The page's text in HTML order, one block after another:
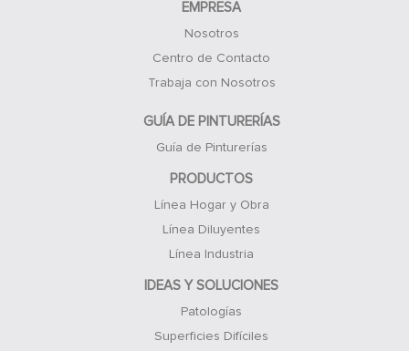
EMPRESA
Nosotros
Centro de Contacto
Trabaja con Nosotros
GUÍA DE PINTURERÍAS
Guía de Pinturerías
PRODUCTOS
Línea Hogar y Obra
Línea Diluyentes
Línea Industria
IDEAS Y SOLUCIONES
Patologías
Superficies Difíciles